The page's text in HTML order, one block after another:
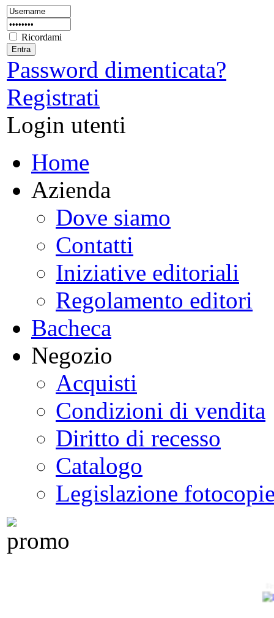
Ricordami
Password dimenticata?
Registrati
Login utenti
Home
Azienda
Dove siamo
Contatti
Iniziative editoriali
Regolamento editori
Bacheca
Negozio
Acquisti
Condizioni di vendita
Diritto di recesso
Catalogo
Legislazione